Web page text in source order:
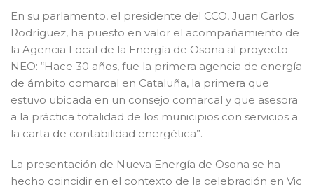
En su parlamento, el presidente del CCO, Juan Carlos
Rodríguez, ha puesto en valor el acompañamiento de
la Agencia Local de la Energía de Osona al proyecto
NEO: “Hace 30 años, fue la primera agencia de energía
de ámbito comarcal en Cataluña, la primera que
estuvo ubicada en un consejo comarcal y que asesora
a la práctica totalidad de los municipios con servicios a
la carta de contabilidad energética”.
La presentación de Nueva Energía de Osona se ha
hecho coincidir en el contexto de la celebración en Vic